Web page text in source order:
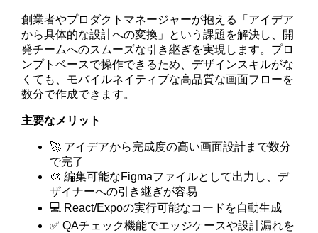
創業者やプロダクトマネージャーが抱える「アイデア
から具体的な設計への変換」という課題を解決し、開
発チームへのスムーズな引き継ぎを実現します。プロ
ンプトベースで操作できるため、デザインスキルがな
くても、モバイルネイティブな高品質な画面フローを
数分で作成できます。
主要なメリット
🚀 アイデアから完成度の高い画面設計まで数分
で完了
🎨 編集可能なFigmaファイルとして出力し、デ
ザイナーへの引き継ぎが容易
💻 React/Expoの実行可能なコードを自動生成
✅ QAチェック機能でエッジケースや設計漏れを